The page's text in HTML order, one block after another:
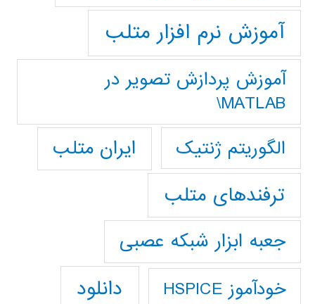
آموزش نرم افزار متلب
آموزش پردازش تصوير در
MATLAB\
الگوریتم ژنتیک
ایران متلب
ترفندهای متلب
جعبه ابزار شبکه عصبی
خودآموز HSPICE دانلود